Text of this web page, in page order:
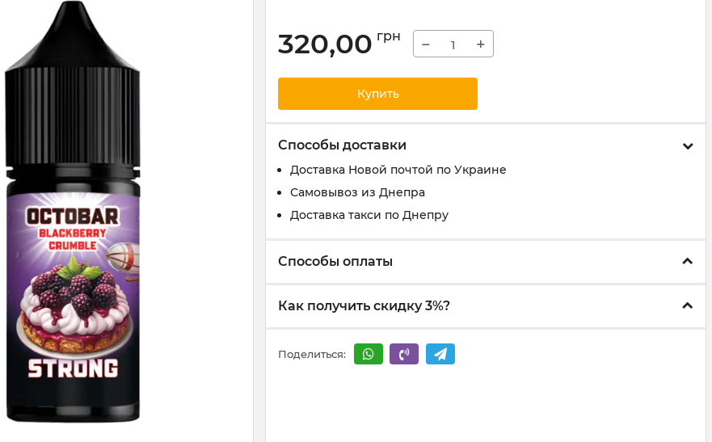
320,00 грн − +
Купить
Способы доставки
Доставка Новой почтой по Украине
Самовывоз из Днепра
Доставка такси по Днепру
Способы оплаты
Как получить скидку 3%?
Поделиться: